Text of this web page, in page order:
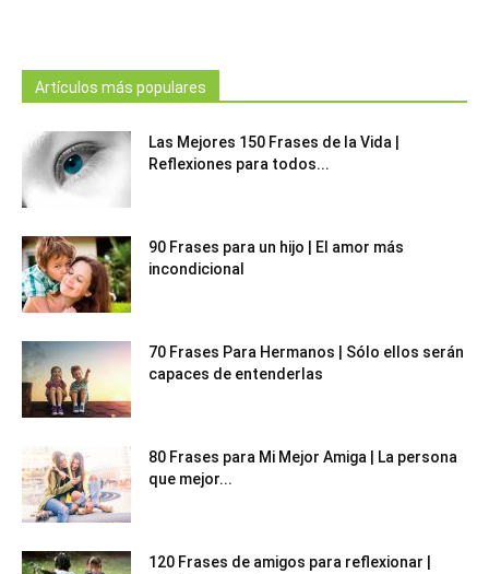
Artículos más populares
Las Mejores 150 Frases de la Vida |
Reflexiones para todos...
90 Frases para un hijo | El amor más
incondicional
70 Frases Para Hermanos | Sólo ellos serán
capaces de entenderlas
80 Frases para Mi Mejor Amiga | La persona
que mejor...
120 Frases de amigos para reflexionar |